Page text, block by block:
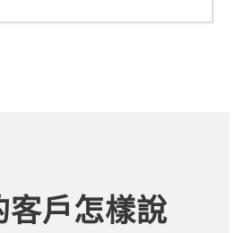
客戶怎樣說